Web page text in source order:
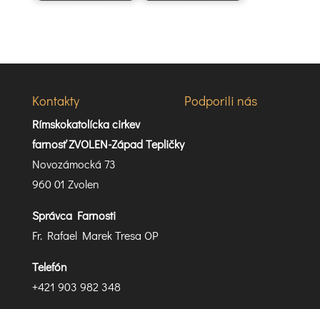
Kontakty
Rímskokatolícka cirkev
farnosť ZVOLEN-Západ Tepličky
Novozámocká 73
960 01 Zvolen
Správca Farnosti
Fr. Rafael Marek Tresa OP
Telefón
+421 903 982 348
Podporili nás